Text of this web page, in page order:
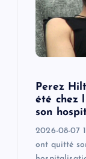
Perez
été chez
son
2026-08-07
ont quitté